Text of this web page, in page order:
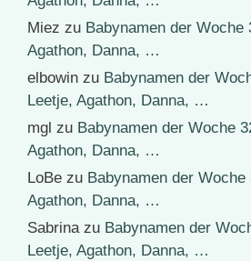
Miez zu Babynamen der Woche
Agathon, Danna, …
elbowin zu Babynamen der
Leetje, Agathon, Danna, …
mgl zu Babynamen der Woche
Agathon, Danna, …
LoBe zu Babynamen der
Agathon, Danna, …
Sabrinazu Babynamen der
Leetje, Agathon, Danna, …